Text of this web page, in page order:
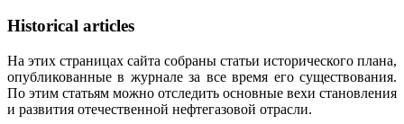
Historical articles
На этих страницах сайта собраны статьи исторического плана,
опубликованные в журнале за все время его существования.
По этим статьям можно отследить основные вехи становления
и развития отечественной нефтегазовой отрасли.